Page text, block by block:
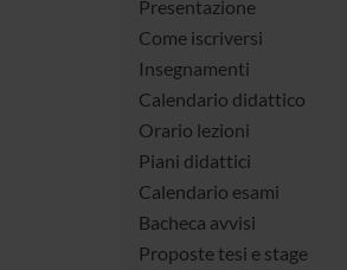
Presentazione
Come iscriversi
Insegnamenti
Calendario didattico
Orario lezioni
Piani didattici
Calendario esami
Bacheca avvisi
Proposte tesi e stage